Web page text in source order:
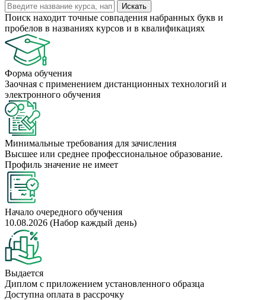
Искать
Поиск находит точные совпадения набранных букв и
пробелов в названиях курсов и в квалификациях
Форма обучения
Заочная с применением дистанционных технологий и
электронного обучения
Минимальные требования для зачисления
Высшее или среднее профессиональное образование.
Профиль значение не имеет
Начало очередного обучения
10.08.2026 (Набор каждый день)
Выдается
Диплом с приложением установленного образца
Доступна оплата в рассрочку